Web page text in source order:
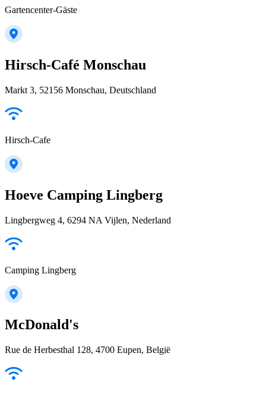
Gartencenter-Gäste
Hirsch-Café Monschau
Markt 3, 52156 Monschau, Deutschland
Hirsch-Cafe
Hoeve Camping Lingberg
Lingbergweg 4, 6294 NA Vijlen, Nederland
Camping Lingberg
McDonald's
Rue de Herbesthal 128, 4700 Eupen, België